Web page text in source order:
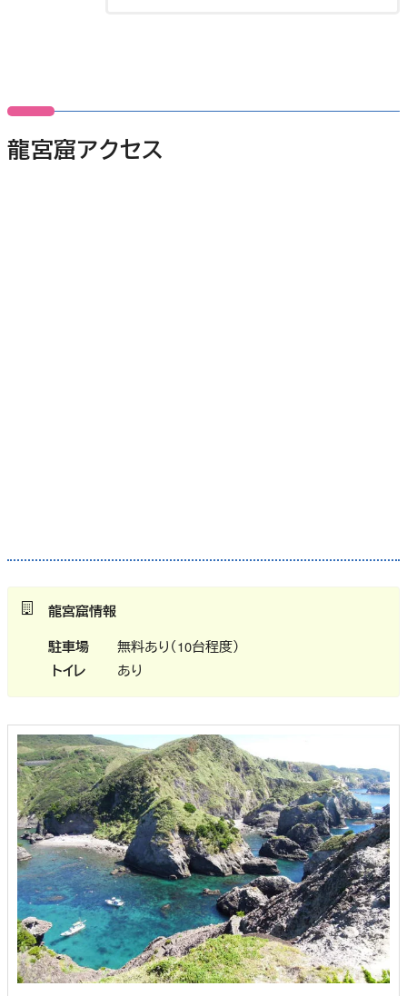
龍宮窟アクセス
龍宮窟情報
駐車場
無料あり（10台程度）
トイレ あり